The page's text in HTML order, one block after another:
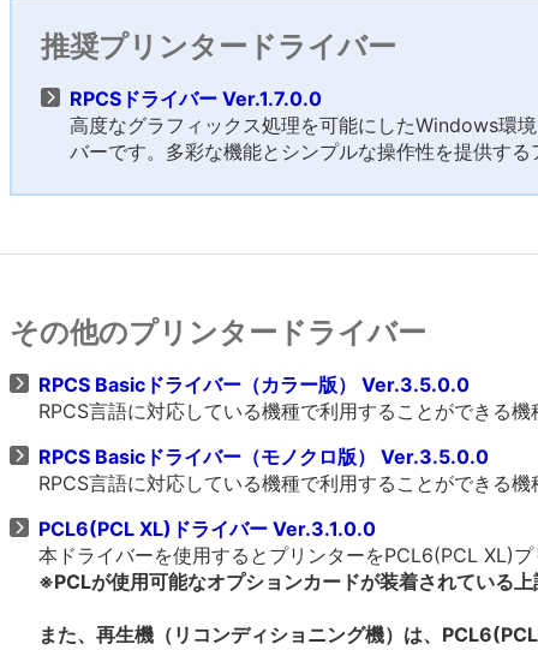
推奨プリンタードライバー
RPCSドライバー Ver.1.7.0.0
高度なグラフィックス処理を可能にしたWindows環
バーです。多彩な機能とシンプルな操作性を提供す
その他のプリンタードライバー
RPCS Basicドライバー（カラー版） Ver.3.5.0.0
RPCS言語に対応している機種で利用することができる
RPCS Basicドライバー（モノクロ版） Ver.3.5.0.0
RPCS言語に対応している機種で利用することができる
PCL6(PCL XL)ドライバー Ver.3.1.0.0
本ドライバーを使用するとプリンターをPCL6(PCL XL)
※PCLが使用可能なオプションカードが装着されている
また、再生機（リコンディショニング機）は、